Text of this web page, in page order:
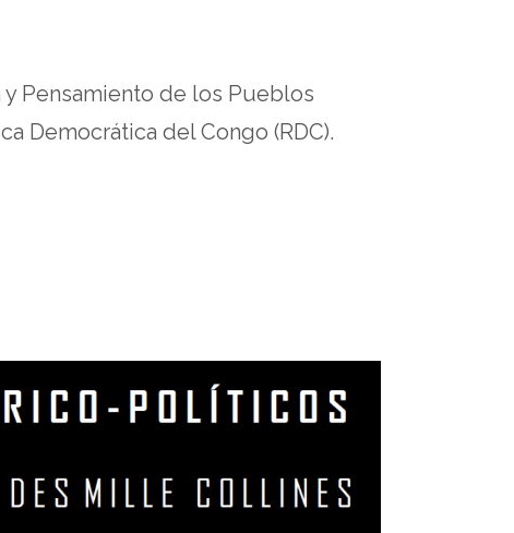
Pensamiento de los Pueblos
Democrática del Congo (RDC).